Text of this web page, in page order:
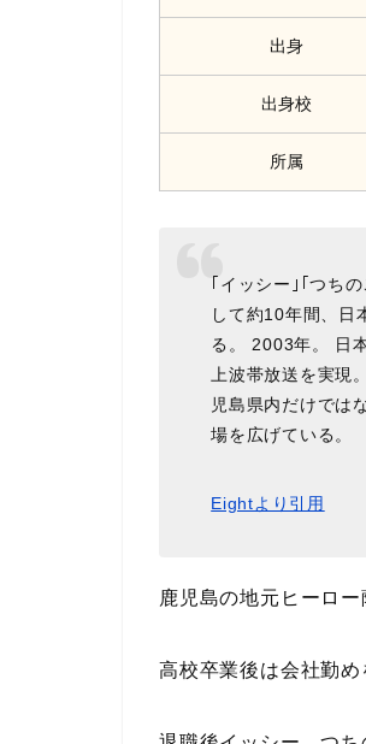
出身
出身校
所属
｢イッシー｣｢つち
して約10年間、日
る。 2003年。 日
上波帯放送を実現
児島県内だけでは
場を広げている。
Eightより引用
鹿児島の地元ヒーロ
高校卒業後は会社勤め